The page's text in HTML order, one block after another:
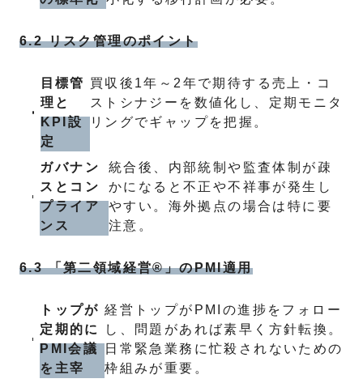
6.2 リスク管理のポイント
目標管
理と
KPI設
定
買収後1年～2年で期待する売上・コ
ストシナジーを数値化し、定期モニタ
リングでギャップを把握。
ガバナン
スとコン
プライア
ンス
統合後、内部統制や監査体制が疎
かになると不正や不祥事が発生し
やすい。海外拠点の場合は特に要
注意。
6.3 「第二領域経営®」のPMI適用
トップが
定期的に
PMI会議
を主宰
経営トップがPMIの進捗をフォロー
し、問題があれば素早く方針転換。
日常緊急業務に忙殺されないための
枠組みが重要。